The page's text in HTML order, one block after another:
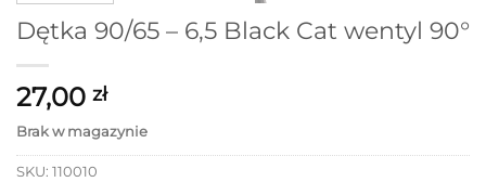
Dętka 90/65 – 6,5 Black Cat wentyl 90°
27,00 zł
Brak w magazynie
SKU: 110010